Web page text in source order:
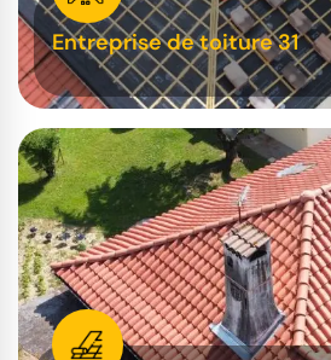
Entreprise de toiture 31